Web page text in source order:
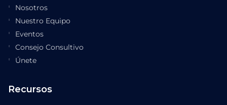
Nosotros
Nuestro Equipo
Eventos
Consejo Consultivo
Únete
Recursos